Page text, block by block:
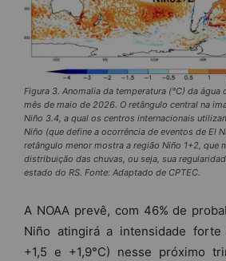
Figura 3. Anomalia da temperatura (°C) da água
mês de maio de 2026. O retângulo central na
Niño 3.4, a qual os centros internacionais
Niño (que define a ocorrência de eventos de El
retângulo menor mostra a região Niño 1+2, que
distribuição das chuvas, ou seja, sua
estado do RS. Fonte: Adaptado de CPTEC.
A NOAA prevê, com 46% de
Niño atingirá a intensidade forte
+1,5 e +1,9°C) nesse próximo